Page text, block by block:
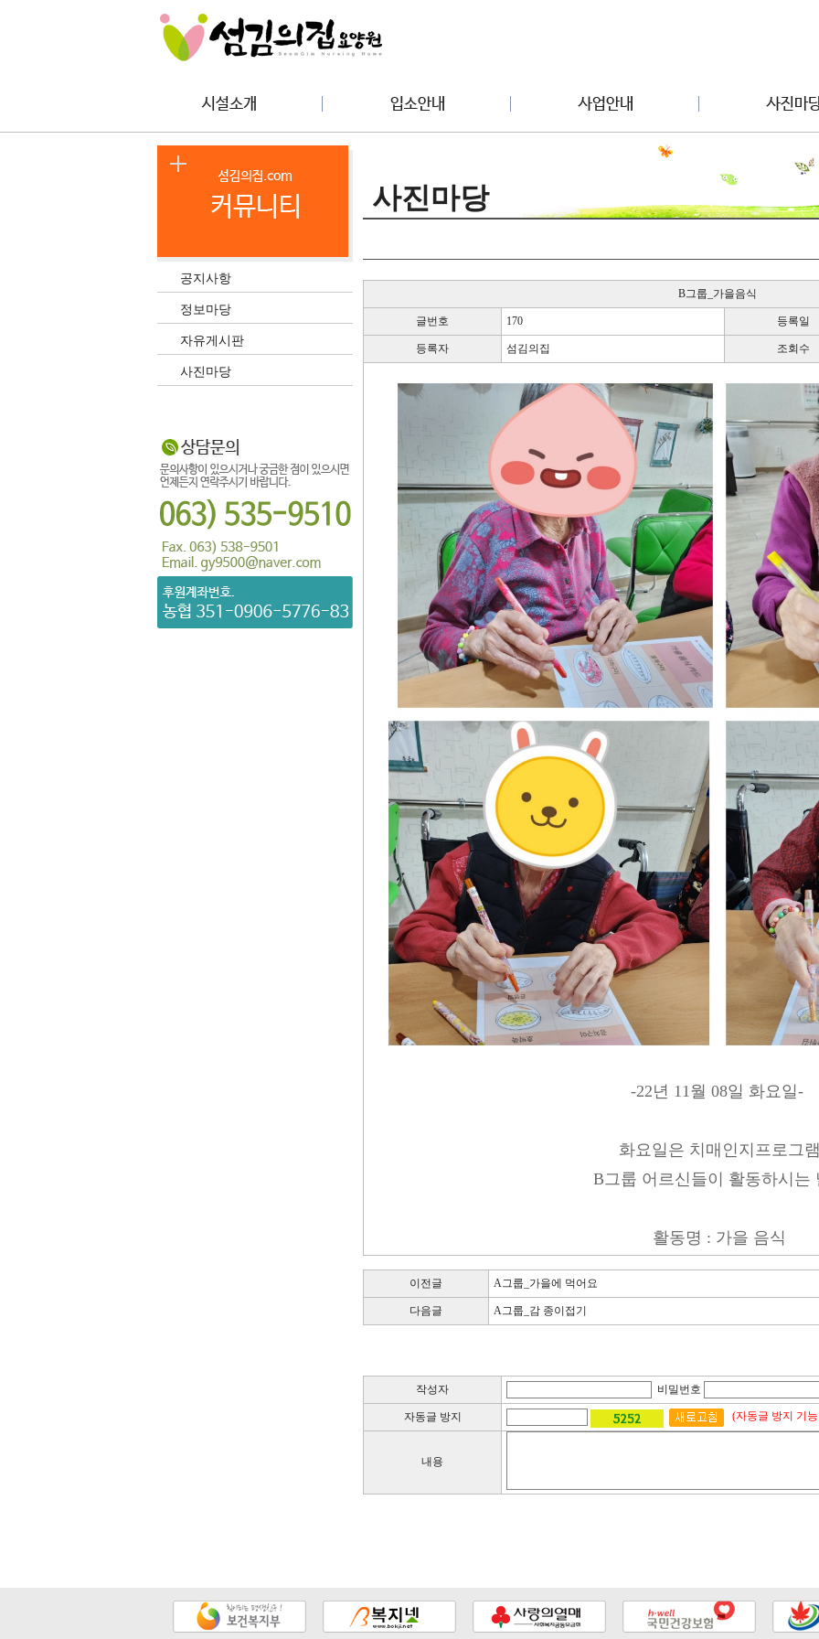
공지사항
정보마당
자유게시판
사진마당
사진마당
B그룹_가을음식
글번호 170 등록일
등록자 섬김의집 조회수
-22년 11월 08일 화요일-
화요일은 치매인지프로그
B그룹 어르신들이 활동하시는
활동명 : 가을 음식
이전글 A그룹_가을에 먹어요
다음글 A그룹_감 종이접기
작성자 비밀번호
자동글 방지 (자동글 방지 기
내용